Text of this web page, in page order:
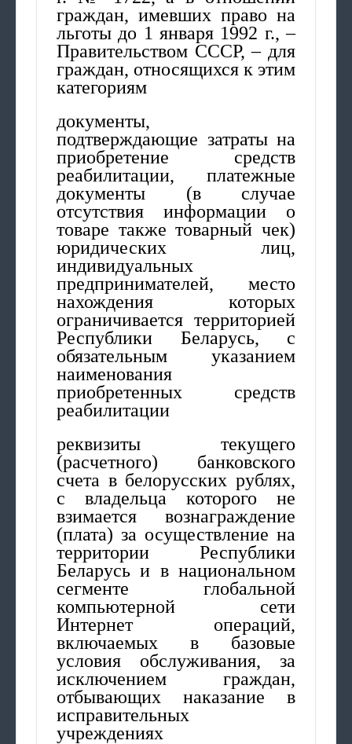
граждан, имевших право на
льготы до 1 января 1992 г., –
Правительством СССР, – для
граждан, относящихся к этим
категориям
документы,
подтверждающие затраты на
приобретение средств
реабилитации, платежные
документы (в случае
отсутствия информации о
товаре также товарный чек)
юридических лиц,
индивидуальных
предпринимателей, место
нахождения которых
ограничивается территорией
Республики Беларусь, с
обязательным указанием
наименования
приобретенных средств
реабилитации
реквизиты текущего
(расчетного) банковского
счета в белорусских рублях,
с владельца которого не
взимается вознаграждение
(плата) за осуществление на
территории Республики
Беларусь и в национальном
сегменте глобальной
компьютерной сети
Интернет операций,
включаемых в базовые
условия обслуживания, за
исключением граждан,
отбывающих наказание в
исправительных
учреждениях